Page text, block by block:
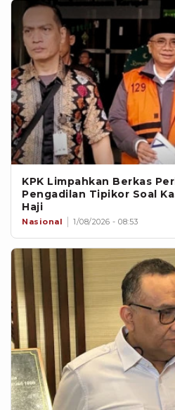
KPK Limpahkan Berkas
Pengadilan Tipikor Soal
Haji
Nasional 1/08/2026 - 08:53